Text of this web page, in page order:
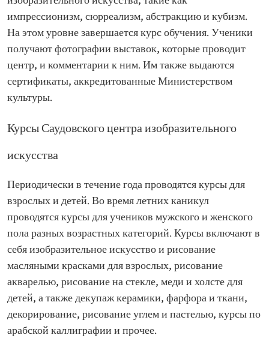
импрессионизм, сюрреализм, абстракцию и кубизм.
На этом уровне завершается курс обучения. Ученики
получают фотографии выставок, которые проводит
центр, и комментарии к ним. Им также выдаются
сертификаты, аккредитованные Министерством
культуры.
Курсы Саудовского центра изобразительного
искусства
Периодически в течение года проводятся курсы для
взрослых и детей. Во время летних каникул
проводятся курсы для учеников мужского и женского
пола разных возрастных категорий. Курсы включают в
себя изобразительное искусство и рисование
масляными красками для взрослых, рисование
акварелью, рисование на стекле, меди и холсте для
детей, а также декупаж керамики, фарфора и ткани,
декорирование, рисование углем и пастелью, курсы по
арабской каллиграфии и прочее.